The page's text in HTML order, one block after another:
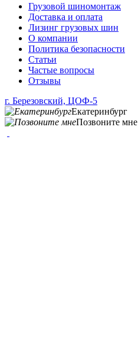
Грузовой шиномонтаж
Доставка и оплата
Лизинг грузовых шин
О компании
Политика безопасности
Статьи
Частые вопросы
Отзывы
г. Березовский, ЦОФ-5
Екатеринбург
Позвоните мне